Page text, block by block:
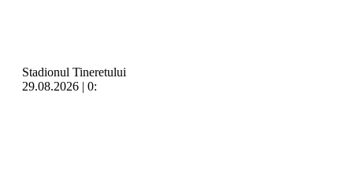
Stadionul Tineretului
29.08.2026 | 0: